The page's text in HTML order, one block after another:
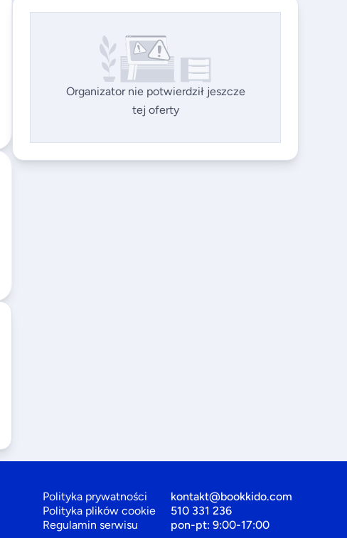
Organizator nie potwierdził jeszcze
tej oferty
Polityka prywatności
Polityka plików cookie
Regulamin serwisu
kontakt@bookkido.com
510 331 236
pon-pt: 9:00-17:00